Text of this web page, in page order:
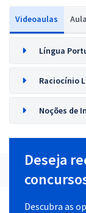
Videoaulas
Língua
Raciocínio
Noções de
Deseja
Descubra as